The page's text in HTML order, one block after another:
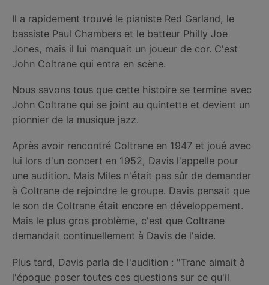
Il a rapidement trouvé le pianiste Red Garland, le
bassiste Paul Chambers et le batteur Philly Joe
Jones, mais il lui manquait un joueur de cor. C'est
John Coltrane qui entra en scène.
Nous savons tous que cette histoire se termine avec
John Coltrane qui se joint au quintette et devient un
pionnier de la musique jazz.
Après avoir rencontré Coltrane en 1947 et joué avec
lui lors d'un concert en 1952, Davis l'appelle pour
une audition. Mais Miles n'était pas sûr de demander
à Coltrane de rejoindre le groupe. Davis pensait que
le son de Coltrane était encore en développement.
Mais le plus gros problème, c'est que Coltrane
demandait continuellement à Davis de l'aide.
Plus tard, Davis parla de l'audition : "Trane aimait à
l'époque poser toutes ces questions sur ce qu'il